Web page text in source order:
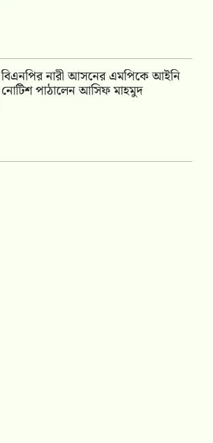
বিএনপির নারী আসনের এমপিকে আইনি
নোটিশ পাঠালেন আসিফ মাহমুদ